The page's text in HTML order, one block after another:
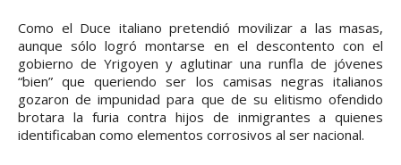
Como el Duce italiano pretendió movilizar a las masas,
aunque sólo logró montarse en el descontento con el
gobierno de Yrigoyen y aglutinar una runfla de jóvenes
“bien” que queriendo ser los camisas negras italianos
gozaron de impunidad para que de su elitismo ofendido
brotara la furia contra hijos de inmigrantes a quienes
identificaban como elementos corrosivos al ser nacional.